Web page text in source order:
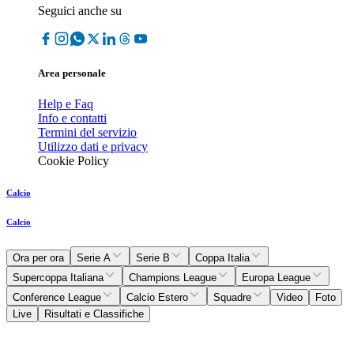
Seguici anche su
Area personale
Help e Faq
Info e contatti
Termini del servizio
Utilizzo dati e privacy
Cookie Policy
Calcio
Calcio
Ora per ora Serie A Serie B
Coppa Italia
Supercoppa Italiana
Champions League
Europa League
Conference League
Calcio Estero Squadre Video
Foto
Live
Risultati e Classifiche